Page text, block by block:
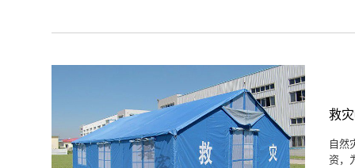
救
自然
资，